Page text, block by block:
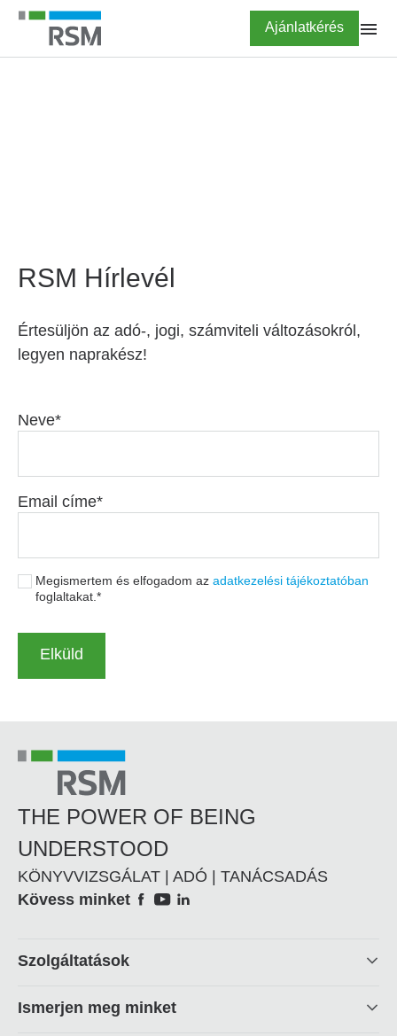
Ugrás
tartalomra
Highlighted
Ajánlatkérés
RSM Hírlevél
Értesüljön az adó-, jogi, számviteli változásokról,
legyen naprakész!
Neve
Email címe
Megismertem és elfogadom az adatkezelési tájékoztatóban
foglaltakat.
THE POWER OF BEING
UNDERSTOOD
KÖNYVVIZSGÁLAT | ADÓ | TANÁCSADÁS
Social
Kövess minket
Footer
Szolgáltatások
Ismerjen meg minket